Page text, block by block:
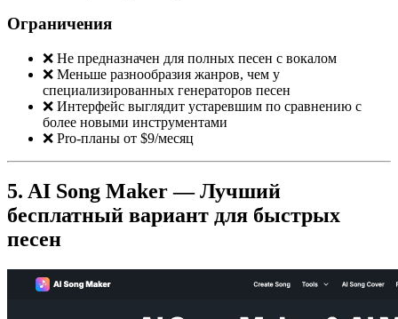
Ограничения
❌ Не предназначен для полных песен с вокалом
❌ Меньше разнообразия жанров, чем у
специализированных генераторов песен
❌ Интерфейс выглядит устаревшим по сравнению с
более новыми инструментами
❌ Pro-планы от $9/месяц
5. AI Song Maker — Лучший
бесплатный вариант для быстрых
песен